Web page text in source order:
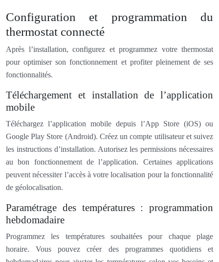
Configuration et programmation du
thermostat connecté
Après l’installation, configurez et programmez votre thermostat
pour optimiser son fonctionnement et profiter pleinement de ses
fonctionnalités.
Téléchargement et installation de l’application
mobile
Téléchargez l’application mobile depuis l’App Store (iOS) ou
Google Play Store (Android). Créez un compte utilisateur et suivez
les instructions d’installation. Autorisez les permissions nécessaires
au bon fonctionnement de l’application. Certaines applications
peuvent nécessiter l’accès à votre localisation pour la fonctionnalité
de géolocalisation.
Paramétrage des températures : programmation
hebdomadaire
Programmez les températures souhaitées pour chaque plage
horaire. Vous pouvez créer des programmes quotidiens et